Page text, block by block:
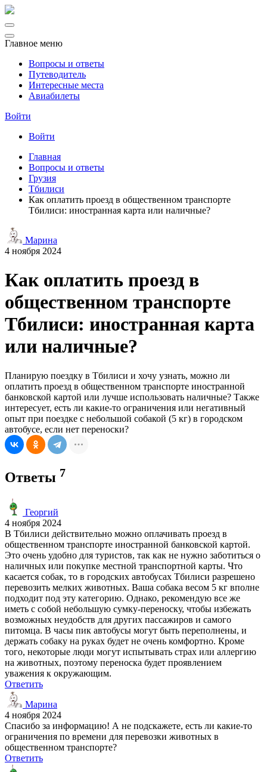
Главное меню
Вопросы и ответы
Путеводитель
Интересные места
Авиабилеты
Войти
Войти
Главная
Вопросы и ответы
Грузия
Тбилиси
Как оплатить проезд в общественном транспорте
Тбилиси: иностранная карта или наличные?
Марина
4 ноября 2024
Как оплатить проезд в
общественном транспорте
Тбилиси: иностранная карта
или наличные?
Планирую поездку в Тбилиси и хочу узнать, можно ли
оплатить проезд в общественном транспорте иностранной
банковской картой или лучше использовать наличные? Также
интересует, есть ли какие-то ограничения или негативный
опыт при поездке с небольшой собакой (5 кг) в городском
автобусе, если нет переноски?
Ответы 7
Георгий
4 ноября 2024
В Тбилиси действительно можно оплачивать проезд в
общественном транспорте иностранной банковской картой.
Это очень удобно для туристов, так как не нужно заботиться о
наличных или покупке местной транспортной карты. Что
касается собак, то в городских автобусах Тбилиси разрешено
перевозить мелких животных. Ваша собака весом 5 кг вполне
подходит под эту категорию. Однако, рекомендую все же
иметь с собой небольшую сумку-переноску, чтобы избежать
возможных неудобств для других пассажиров и самого
питомца. В часы пик автобусы могут быть переполнены, и
держать собаку на руках будет не очень комфортно. Кроме
того, некоторые люди могут испытывать страх или аллергию
на животных, поэтому переноска будет проявлением
уважения к окружающим.
Ответить
Марина
4 ноября 2024
Спасибо за информацию! А не подскажете, есть ли какие-то
ограничения по времени для перевозки животных в
общественном транспорте?
Ответить